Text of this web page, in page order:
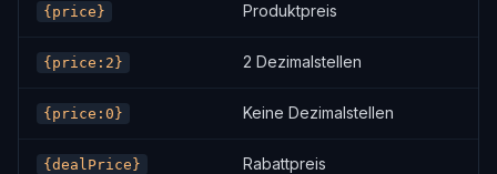
{price} Produktpreis
{price:2} 2 Dezimalstellen
{price:0} Keine Dezimalstellen
{dealPrice} Rabattpreis